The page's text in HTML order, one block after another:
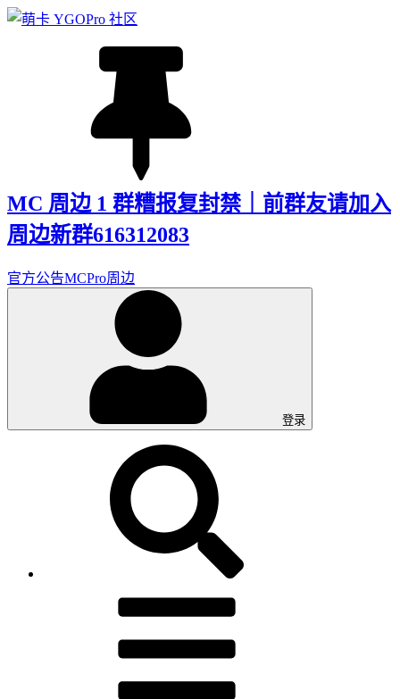
MC 周边 1 群糟报复封禁｜前群友请加入
周边新群616312083
官方公告MCPro周边
登录